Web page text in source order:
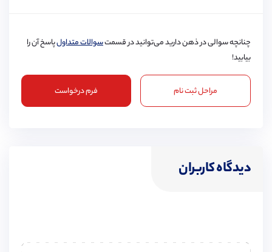
چنانچه سوالی در ذهن دارید می‌توانید در قسمتسوالات متداولپاسخ آن را
بیابید!
مراحل ثبت نام فرم درخواست
دیدگاه کاربران